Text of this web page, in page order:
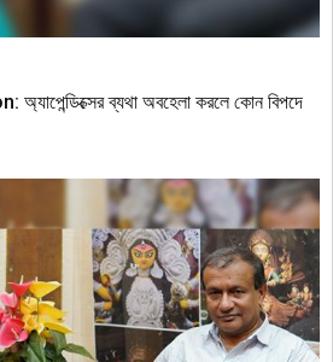
ব্যথা অবহেলা করলে কোন বিপদে